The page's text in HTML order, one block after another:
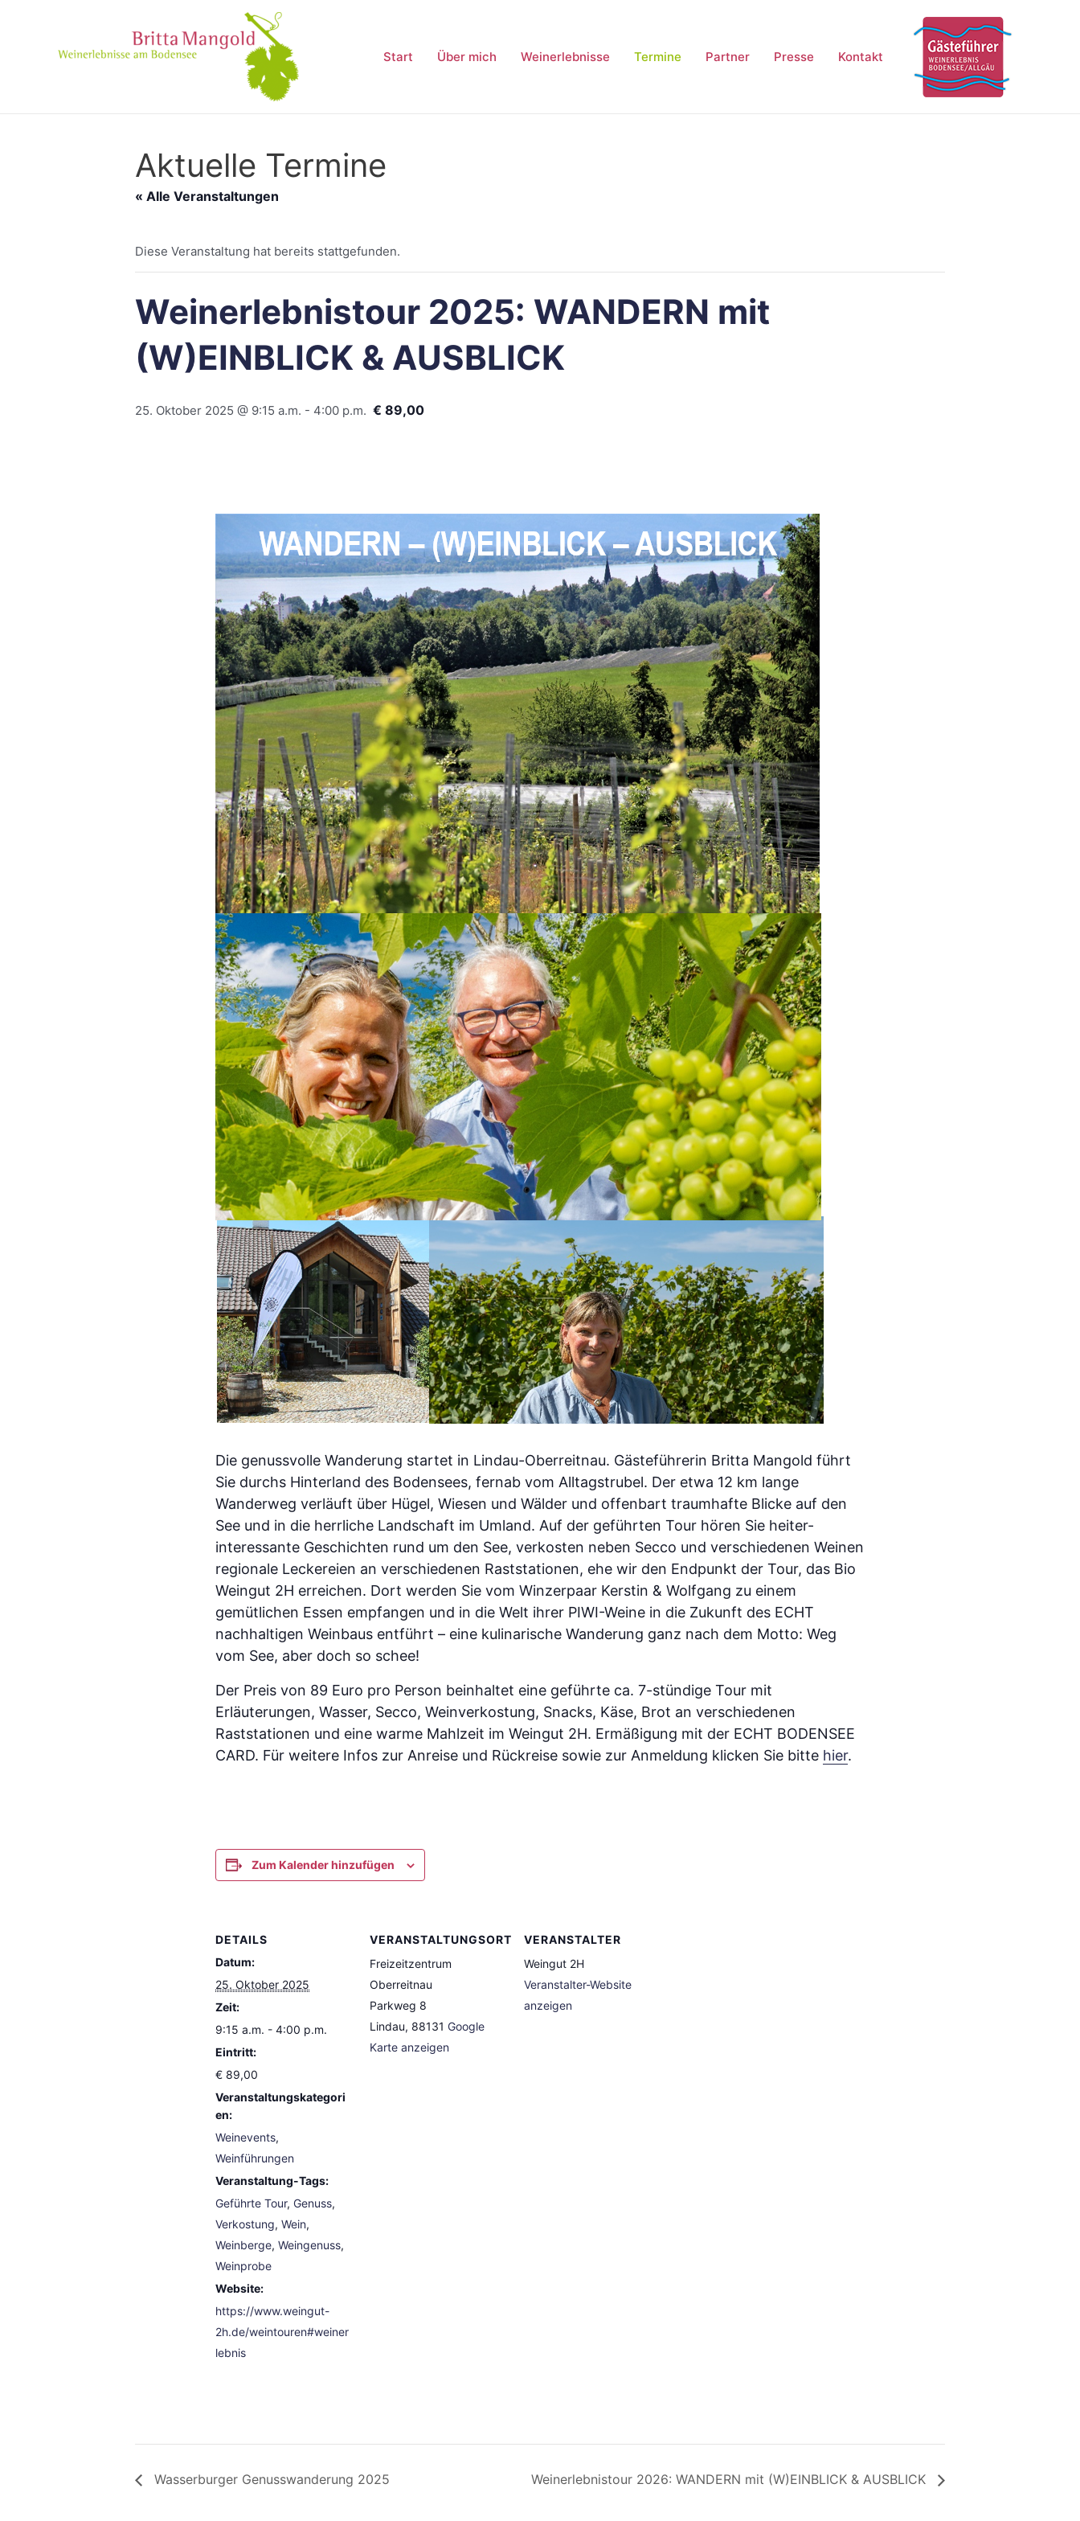
Start Über mich Weinerlebnisse Termine Partner Presse Kontakt
Aktuelle Termine
« Alle Veranstaltungen
Diese Veranstaltung hat bereits stattgefunden.
Weinerlebnistour 2025: WANDERN mit
(W)EINBLICK & AUSBLICK
25. Oktober 2025 @ 9:15 a.m. - 4:00 p.m. € 89,00
Die genussvolle Wanderung startet in Lindau-Oberreitnau. Gästeführerin Britta Mangold führt
Sie durchs Hinterland des Bodensees, fernab vom Alltagstrubel. Der etwa 12 km lange
Wanderweg verläuft über Hügel, Wiesen und Wälder und offenbart traumhafte Blicke auf den
See und in die herrliche Landschaft im Umland. Auf der geführten Tour hören Sie heiter-
interessante Geschichten rund um den See, verkosten neben Secco und verschiedenen Weinen
regionale Leckereien an verschiedenen Raststationen, ehe wir den Endpunkt der Tour, das Bio
Weingut 2H erreichen. Dort werden Sie vom Winzerpaar Kerstin & Wolfgang zu einem
gemütlichen Essen empfangen und in die Welt ihrer PIWI-Weine in die Zukunft des ECHT
nachhaltigen Weinbaus entführt – eine kulinarische Wanderung ganz nach dem Motto: Weg
vom See, aber doch so schee!
Der Preis von 89 Euro pro Person beinhaltet eine geführte ca. 7-stündige Tour mit
Erläuterungen, Wasser, Secco, Weinverkostung, Snacks, Käse, Brot an verschiedenen
Raststationen und eine warme Mahlzeit im Weingut 2H. Ermäßigung mit der ECHT BODENSEE
CARD. Für weitere Infos zur Anreise und Rückreise sowie zur Anmeldung klicken Sie bitte hier.
Zum Kalender hinzufügen
DETAILS
Datum:
25. Oktober 2025
Zeit:
9:15 a.m. - 4:00 p.m.
Eintritt:
€ 89,00
Veranstaltungskategori
en:
Weinevents,
Weinführungen
Veranstaltung-Tags:
Geführte Tour,Genuss,
Verkostung,Wein,
Weinberge,Weingenuss,
Weinprobe
Website:
https://www.weingut-
2h.de/weintouren#weiner
lebnis
VERANSTALTUNGSORT
Freizeitzentrum
Oberreitnau
Parkweg 8
Lindau, 88131 Google
Karte anzeigen
VERANSTALTER
Weingut 2H
Veranstalter-Website
anzeigen
Wasserburger Genusswanderung 2025 Weinerlebnistour 2026: WANDERN mit (W)EINBLICK & AUSBLICK